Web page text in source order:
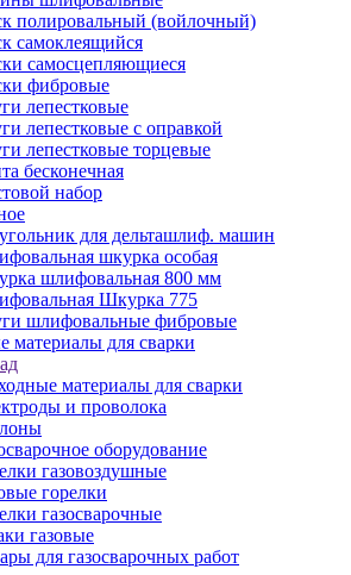
полировальный (войлочный)
самоклеящийся
самосцепляющиеся
фибровые
лепестковые
лепестковые с оправкой
лепестковые торцевые
бесконечная
набор
для дельташлиф. машин
шкурка особая
шлифовальная 800 мм
Шкурка 775
шлифовальные фибровые
материалы для сварки
материалы для сварки
и проволока
оборудование
газовоздушные
горелки
газосварочные
газовые
для газосварочных работ